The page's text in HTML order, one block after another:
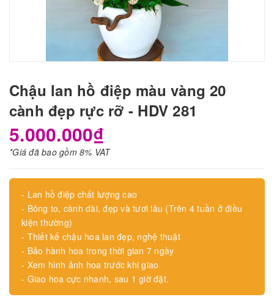
Chậu lan hồ điệp màu vàng 20
cành đẹp rực rỡ - HDV 281
5.000.000₫
*Giá đã bao gồm 8% VAT
- Lan hồ điệp chất lượng cao
- Bông to, cành dài, đẹp và tươi lâu (Trên 4 tuần ở điều
kiện thường)
- Thiết kế chậu hoa lan đẹp, nghệ thuật
- Bảo hành hoa trong thời gian 7 ngày
- Xem hình ảnh hoa trước khi giao
- Giao hoa cực nhanh, sau 1 giờ đặt.